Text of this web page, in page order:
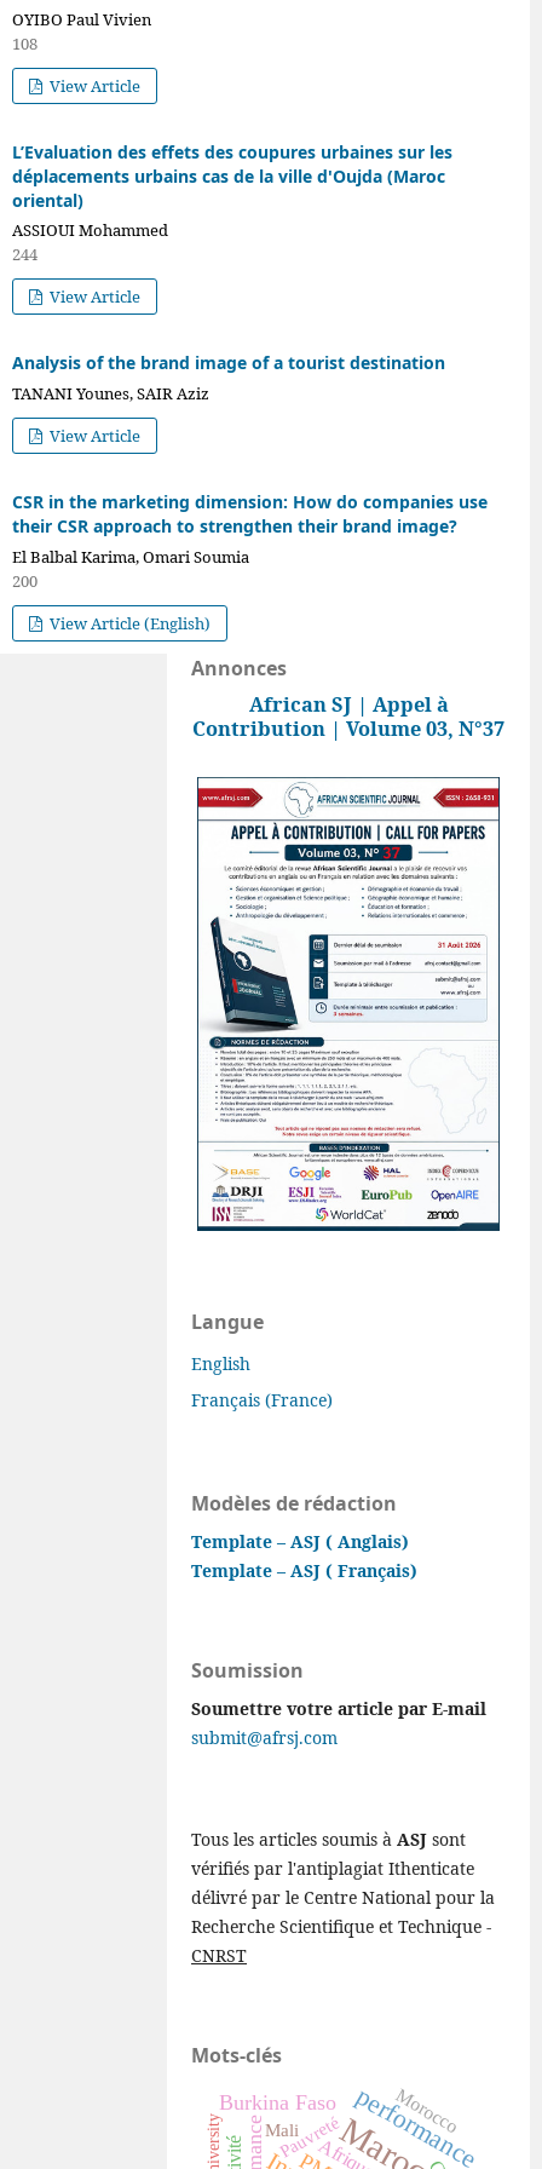
OYIBO Paul Vivien
108
View Article
L’Evaluation des effets des coupures urbaines sur les
déplacements urbains cas de la ville d'Oujda (Maroc
oriental)
ASSIOUI Mohammed
244
View Article
Analysis of the brand image of a tourist destination
TANANI Younes, SAIR Aziz
View Article
CSR in the marketing dimension: How do companies use
their CSR approach to strengthen their brand image?
El Balbal Karima, Omari Soumia
200
View Article (English)
Annonces
African SJ | Appel à
Contribution | Volume 03, N°37
Langue
English
Français (France)
Modèles de rédaction
Template – ASJ ( Anglais)
Template – ASJ ( Français)
Soumission
Soumettre votre article par E-mail
submit@afrsj.com
Tous les articles soumis àASJ sont
vérifiés par l'antiplagiat Ithenticate
délivré par le Centre National pour la
Recherche Scientifique et Technique -
CNRST
Mots-clés
Maroc
performance
Burkina Faso
Afrique
Morocco
Pauvreté
Mali
University